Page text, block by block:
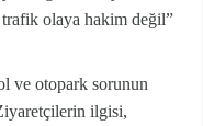
olaya hakim değil”
ve otopark sorunun
ilgisi,